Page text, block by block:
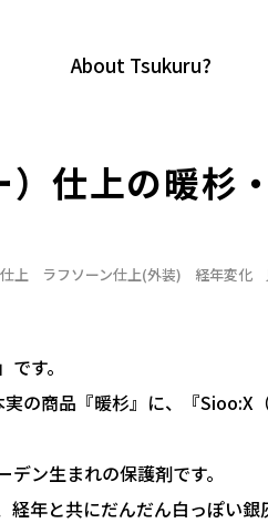
About Tsukuru?
仕上の暖杉
上 ラフソーン仕上(外装) 経年変化
す。
の商品『暖杉』に、『Sioo:X
ン生まれの保護剤です。
年と共にだんだん白っぽい銀